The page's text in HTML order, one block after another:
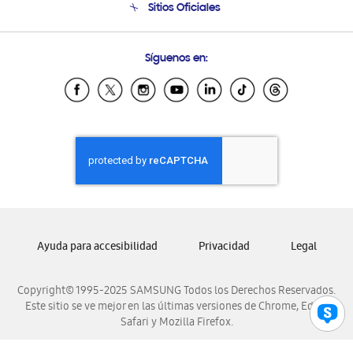
Soporte vía eMail
Sitios Oficiales
Samsung Ecuador
Samsung El Salvador
Samsung Honduras
Samsung Nicaragua
Samsung Panamá
Samsung Venezuela
Síguenos en:
Copyright© 1995-2025 SAMSUNG Todos los Derechos Reservados.
Este sitio se ve mejor en las últimas versiones de Chrome, Edge,
Safari y Mozilla Firefox.
Ayuda para accesibilidad Privacidad Legal